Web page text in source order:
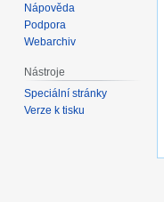
Nápověda
Podpora
Webarchiv
Nástroje
Speciální stránky
Verze k tisku